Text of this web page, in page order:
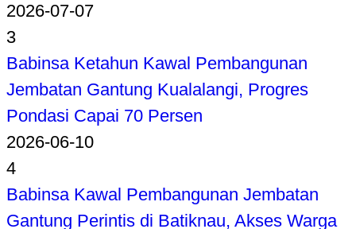
2026-07-07
3
Babinsa Ketahun Kawal Pembangunan
Jembatan Gantung Kualalangi, Progres
Pondasi Capai 70 Persen
2026-06-10
4
Babinsa Kawal Pembangunan Jembatan
Gantung Perintis di Batiknau, Akses Warga